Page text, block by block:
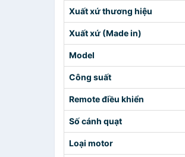
Xuất xứ thương hiệu
Xuất xứ (Made in)
Model
Công suất
Remote điều khiển
Số cánh quạt
Loại motor